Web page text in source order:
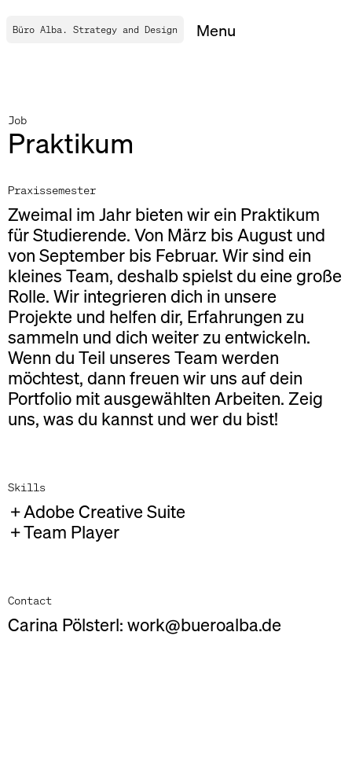
Büro Alba. Strategy and Design
Menu
Blog
Contact
DE
Job
Praktikum
Praxissemester
Zweimal im Jahr bieten wir ein Praktikum
für Studierende. Von März bis August und
von September bis Februar. Wir sind ein
kleines Team, deshalb spielst du eine große
Rolle. Wir integrieren dich in unsere
Projekte und helfen dir, Erfahrungen zu
sammeln und dich weiter zu entwickeln.
Wenn du Teil unseres Team werden
möchtest, dann freuen wir uns auf dein
Portfolio mit ausgewählten Arbeiten. Zeig
uns, was du kannst und wer du bist!
Skills
Adobe Creative Suite
Team Player
Contact
Carina Pölsterl: work@bueroalba.de